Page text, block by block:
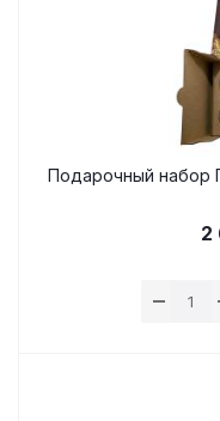
Подарочный набор
2